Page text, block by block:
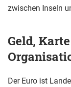
zwischen Inseln
Geld,
Der Euro ist